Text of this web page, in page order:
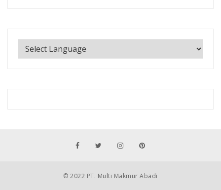
© 2022 PT. Multi Makmur Abadi